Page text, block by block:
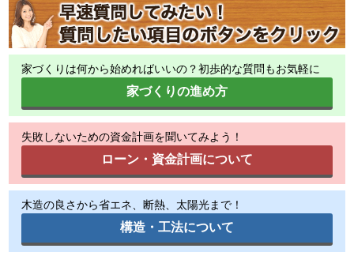
家づくりは何から始めればいいの？初歩的な質問もお気軽に
家づくりの進め方
失敗しないための資金計画を聞いてみよう！
ローン・資金計画について
木造の良さから省エネ、断熱、太陽光まで！
構造・工法について